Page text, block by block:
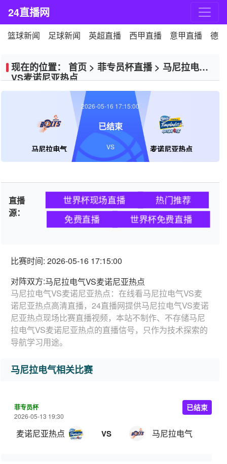
24直播网
篮球新闻 足球新闻 英超直播 西甲直播 意甲直播 德
现在的位置： 首页 > 菲专员杯直播> 马尼拉电气
VS麦诺尼亚热点
马尼拉电气 麦诺尼亚热点
2026-05-16 17:15:00
已结束
VS
直播
源：
世界杯现场直播
热门推荐
免费直播
世界杯免费直播
比赛时间: 2026-05-16 17:15:00
对阵双方:马尼拉电气VS麦诺尼亚热点
马尼拉电气VS麦诺尼亚热点：在线看马尼拉电气VS麦
诺尼亚热点高清直播，24直播网提供马尼拉电气VS麦诺
尼亚热点现场比赛直播视频，本站不制作、不存储马尼
拉电气VS麦诺尼亚热点的直播信号，只作为技术探索的
导航学习用途。
马尼拉电气相关比赛
菲专员杯
2026-05-13 19:30
麦诺尼亚热点 VS 马尼拉电气
已结束